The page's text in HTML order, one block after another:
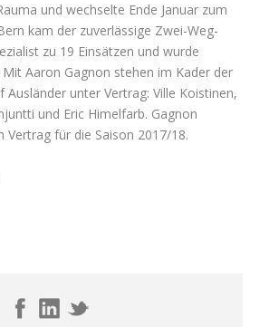
und wechselte Ende Januar zum
kam der zuverlässige Zwei-Weg-
zu 19 Einsätzen und wurde
Aaron Gagnon stehen im Kader der
Ausländer unter Vertrag: Ville Koistinen,
und Eric Himelfarb. Gagnon
Vertrag für die Saison 2017/18.